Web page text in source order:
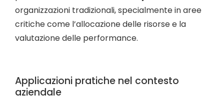
organizzazioni tradizionali, specialmente in aree
critiche come l’allocazione delle risorse e la
valutazione delle performance.
Applicazioni pratiche nel contesto
aziendale